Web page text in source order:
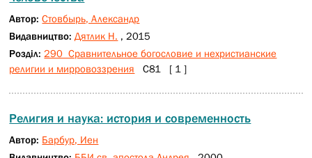
Автор:Стовбырь, Александр
Видавництво:Дятлик Н. , 2015
Розділ: 290 Сравнительное богословие и нехристианские
религии и мирровоззрения С81 [ 1 ]
Религия и наука: история и современность
Автор: Барбур, Иен